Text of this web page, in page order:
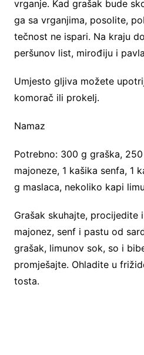
vrganje. Kad grašak bude
ga sa vrganjima, posolite,
tečnost ne ispari. Na kraju
peršunov list, mirođiju i
Umjesto gljiva možete
komorač ili prokelj.
Namaz
Potrebno: 300 g graška,
majoneze, 1 kašika senfa, 1
g maslaca, nekoliko kapi
Grašak skuhajte, procijedite
majonez, senf i pastu od
grašak, limunov sok, so i
promješajte. Ohladite u
tosta.